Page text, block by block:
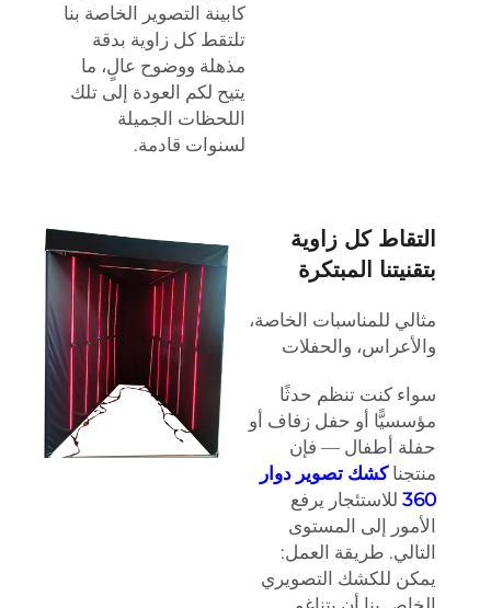
كابينة التصوير الخاصة بنا
تلتقط كل زاوية بدقة
مذهلة ووضوح عالٍ، ما
يتيح لكم العودة إلى تلك
اللحظات الجميلة
لسنوات قادمة.
التقاط كل زاوية
بتقنيتنا المبتكرة
مثالي للمناسبات الخاصة،
والأعراس، والحفلات
سواء كنت تنظم حدثًا
مؤسسيًّا أو حفل زفاف أو
حفلة أطفال — فإن
منتجناكشك تصوير دوار
360 للاستئجار يرفع
الأمور إلى المستوى
التالي. طريقة العمل:
يمكن للكشك التصويري